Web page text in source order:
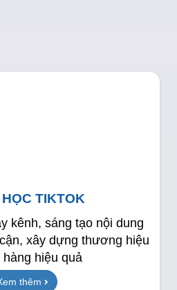
TIKTOK
kênh, sáng tạo nội dung
xây dựng thương hiệu
hàng hiệu quả
thêm